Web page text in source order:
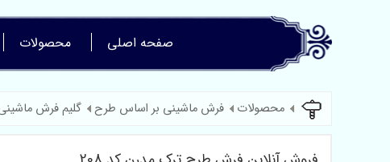
صفحه اصلی محصولات
محصولات فرش ماشینی بر اساس طرح گلیم فرش